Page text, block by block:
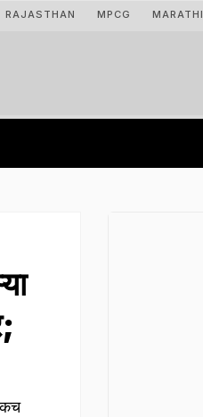
RAJASTHAN MPCG MARATHI